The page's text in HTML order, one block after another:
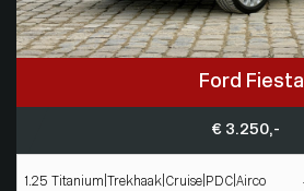
Ford Fiesta
€ 3.250,-
1.25 Titanium|Trekhaak|Cruise|PDC|Airco